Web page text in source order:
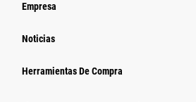
Empresa
Noticias
Herramientas De Compra